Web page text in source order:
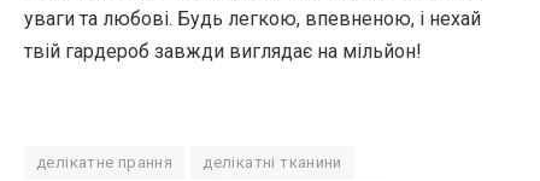
уваги та любові. Будь легкою, впевненою, і нехай
твій гардероб завжди виглядає на мільйон!
делікатне прання делікатні тканини